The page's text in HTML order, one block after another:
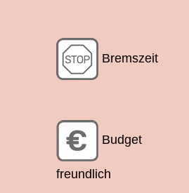
Bremszeit
Budget
freundlich